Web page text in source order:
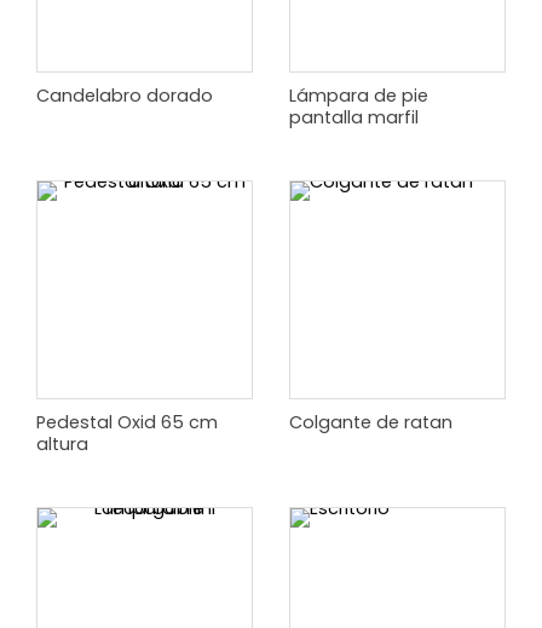
Candelabro dorado
Lámpara de pie
pantalla marfil
Pedestal Oxid 65 cm
altura
Colgante de ratan